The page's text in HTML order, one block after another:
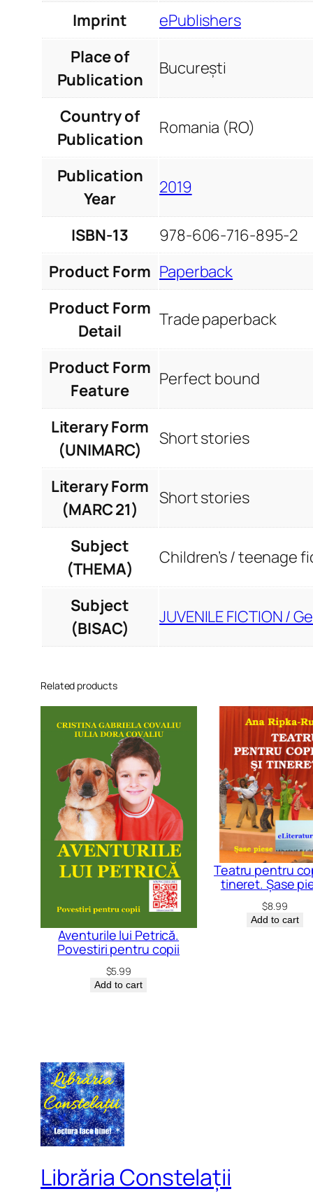
Imprint
ePublishers
Place of
Publication
București
Country of
Publication
Romania (RO)
Publication
Year
2019
ISBN-13
978-606-716-895-2
Product Form Paperback
Product Form
Detail
Trade paperback
Product Form
Feature
Perfect bound
Literary Form
(UNIMARC)
Short stories
Literary Form
(MARC 21)
Short stories
Subject
(THEMA)
Children’s / teenage
Subject
(BISAC)
JUVENILE FICTION /
Related products
Aventurile lui Petrică.
Povestiri pentru copii
$5.99
Add to cart
Teatru pentru
tineret. Șase
$8.99
Add to cart
Librăria Constelații